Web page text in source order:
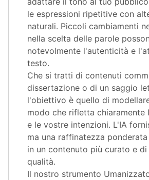
le espressioni ripetitive con
naturali. Piccoli cambiamenti
nella scelta delle parole
notevolmente l'autenticità e
testo.
Che si tratti di contenuti
dissertazione o di un saggio
l'obiettivo è quello di
modo che rifletta chiaramente
e le vostre intenzioni. L'IA
ma una raffinatezza
in un contenuto più curato e
qualità.
Il nostro strumento